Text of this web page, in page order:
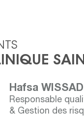
Hafsa WISSAD
Responsable
& Gestion des